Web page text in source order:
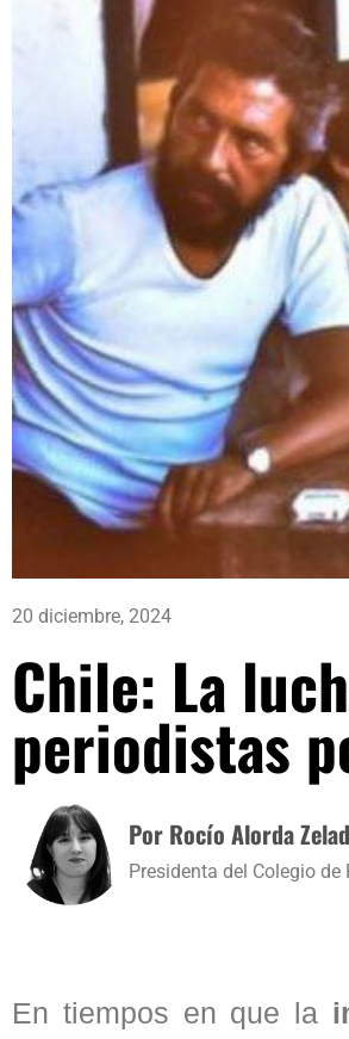
20 diciembre, 2024
Chile: La
periodistas
Por Rocío Alorda
Presidenta del Colegio de
En tiempos en que la